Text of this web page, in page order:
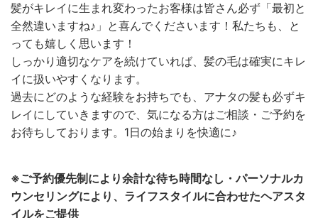
髪がキレイに生まれ変わったお客様は皆さん必ず「最初と
全然違いますね♪」と喜んでくださいます！私たちも、と
っても嬉しく思います！
しっかり適切なケアを続けていれば、髪の毛は確実にキレ
イに扱いやすくなります。
過去にどのような経験をお持ちでも、アナタの髪も必ずキ
レイにしていきますので、気になる方はご相談・ご予約を
お待ちしております。1日の始まりを快適に♪
※ご予約優先制により余計な待ち時間なし・パーソナルカ
ウンセリングにより、ライフスタイルに合わせたヘアスタ
イルをご提供